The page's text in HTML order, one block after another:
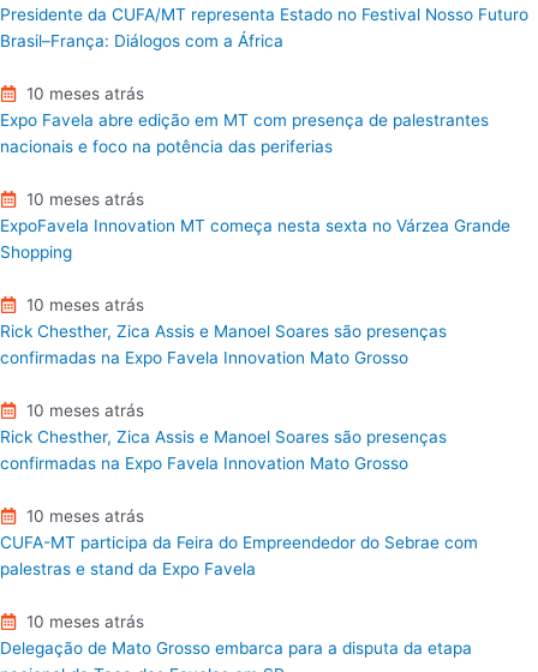
Presidente da CUFA/MT representa Estado no Festival Nosso Futuro
Brasil–França: Diálogos com a África
10 meses atrás
Expo Favela abre edição em MT com presença de palestrantes
nacionais e foco na potência das periferias
10 meses atrás
ExpoFavela Innovation MT começa nesta sexta no Várzea Grande
Shopping
10 meses atrás
Rick Chesther, Zica Assis e Manoel Soares são presenças
confirmadas na Expo Favela Innovation Mato Grosso
10 meses atrás
Rick Chesther, Zica Assis e Manoel Soares são presenças
confirmadas na Expo Favela Innovation Mato Grosso
10 meses atrás
CUFA-MT participa da Feira do Empreendedor do Sebrae com
palestras e stand da Expo Favela
10 meses atrás
Delegação de Mato Grosso embarca para a disputa da etapa